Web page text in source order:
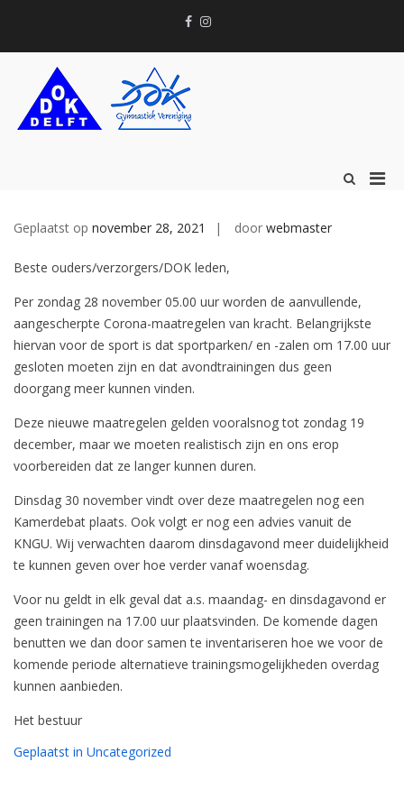
inhoud
Facebook
Instagram
Toon
Geplaatst op november 28, 2021 door webmaster
Beste ouders/verzorgers/DOK leden,
Per zondag 28 november 05.00 uur worden de aanvullende,
aangescherpte Corona-maatregelen van kracht. Belangrijkste
hiervan voor de sport is dat sportparken/ en -zalen om 17.00 uur
gesloten moeten zijn en dat avondtrainingen dus geen
doorgang meer kunnen vinden.
Deze nieuwe maatregelen gelden vooralsnog tot zondag 19
december, maar we moeten realistisch zijn en ons erop
voorbereiden dat ze langer kunnen duren.
Dinsdag 30 november vindt over deze maatregelen nog een
Kamerdebat plaats. Ook volgt er nog een advies vanuit de
KNGU. Wij verwachten daarom dinsdagavond meer duidelijkheid
te kunnen geven over hoe verder vanaf woensdag.
Voor nu geldt in elk geval dat a.s. maandag- en dinsdagavond er
geen trainingen na 17.00 uur plaatsvinden. De komende dagen
benutten we dan door samen te inventariseren hoe we voor de
komende periode alternatieve trainingsmogelijkheden overdag
kunnen aanbieden.
Het bestuur
Geplaatst in Uncategorized